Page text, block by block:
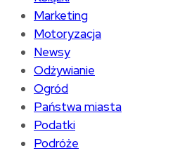
Marketing
Motoryzacja
Newsy
Odżywianie
Ogród
Państwa miasta
Podatki
Podróże